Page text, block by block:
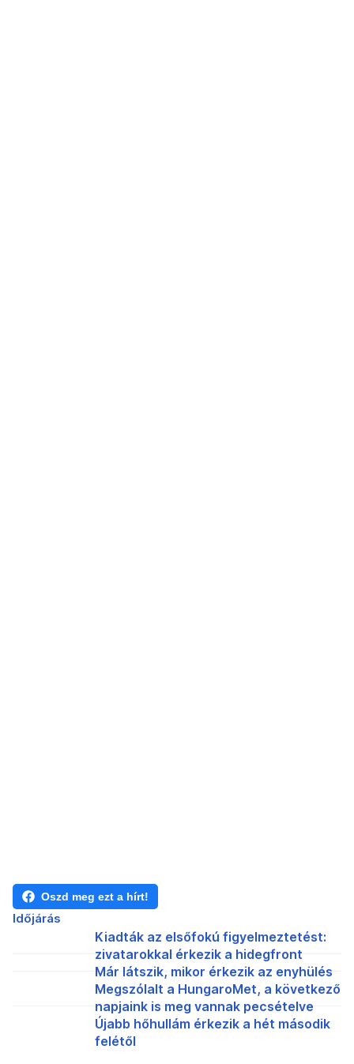
Oszd meg ezt a hírt!
Időjárás
Kiadták az elsőfokú figyelmeztetést:
zivatarokkal érkezik a hidegfront
Már látszik, mikor érkezik az enyhülés
Megszólalt a HungaroMet, a következő
napjaink is meg vannak pecsételve
Újabb hőhullám érkezik a hét második
felétől